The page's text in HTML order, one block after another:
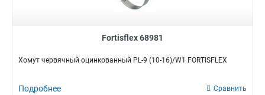
Fortisflex 68981
Хомут червячный оцинкованный PL-9 (10-16)/W1 FORTISFLEX
Подробнее Сравнить